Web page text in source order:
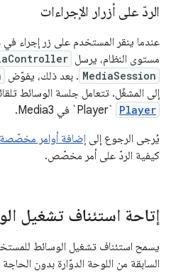
الردّ على أزرار الإجراءات
عندما ينقر المستخدم على زر إجراء
مستوى النظام، يرسل
MediaSession . بعد ذلك، يفوّض
إلى المشغّل. تتعامل جلسة الوسائط
Player
`Player` في Media3.
يُرجى الرجوع إلى إضافة أوامر مخصّصة
كيفية الردّ على أمر مخصّص.
إتاحة استئناف تشغيل
يسمح استئناف تشغيل الوسائط
السابقة من اللوحة الدوّارة بدون